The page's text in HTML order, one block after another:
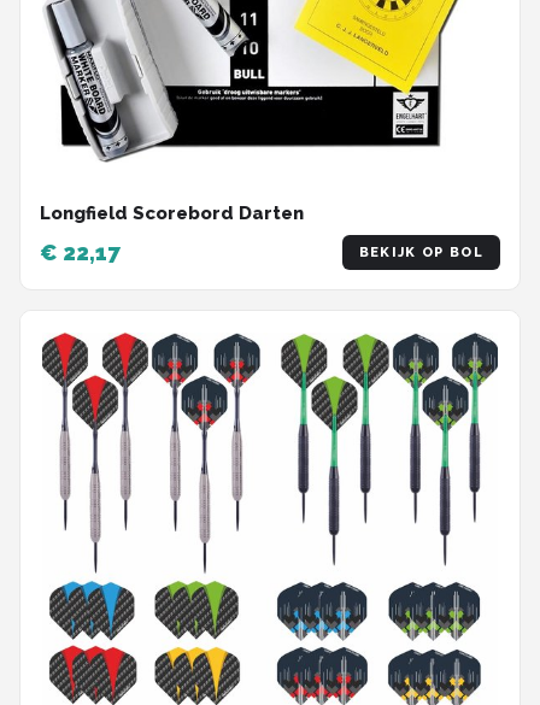
Longfield Scorebord Darten
€ 22,17 BEKIJK OP BOL